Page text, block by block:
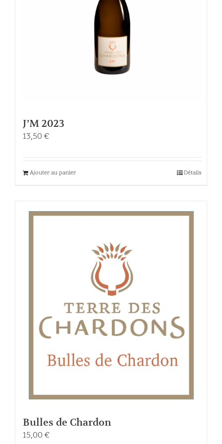
J’M 2023
13,50 €
Ajouter au panier Détails
Bulles de Chardon
15,00 €